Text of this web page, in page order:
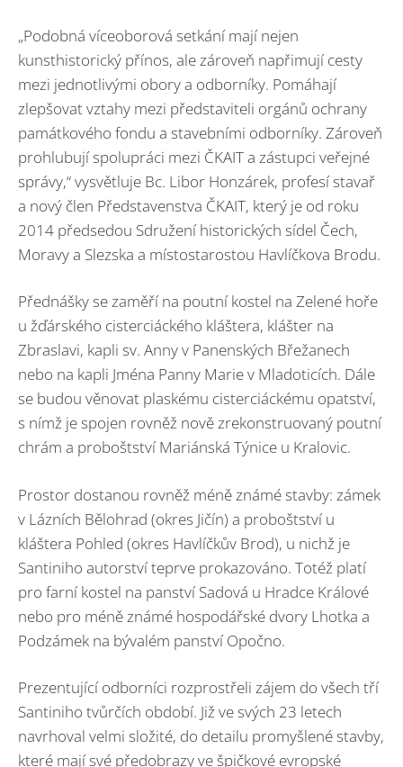
„Podobná víceoborová setkání mají nejen
kunsthistorický přínos, ale zároveň napřimují cesty
mezi jednotlivými obory a odborníky. Pomáhají
zlepšovat vztahy mezi představiteli orgánů ochrany
památkového fondu a stavebními odborníky. Zároveň
prohlubují spolupráci mezi ČKAIT a zástupci veřejné
správy,“ vysvětluje Bc. Libor Honzárek, profesí stavař
a nový člen Představenstva ČKAIT, který je od roku
2014 předsedou Sdružení historických sídel Čech,
Moravy a Slezska a místostarostou Havlíčkova Brodu.
Přednášky se zaměří na poutní kostel na Zelené hoře
u žďárského cisterciáckého kláštera, klášter na
Zbraslavi, kapli sv. Anny v Panenských Břežanech
nebo na kapli Jména Panny Marie v Mladoticích. Dále
se budou věnovat plaskému cisterciáckému opatství,
s nímž je spojen rovněž nově zrekonstruovaný poutní
chrám a proboštství Mariánská Týnice u Kralovic.
Prostor dostanou rovněž méně známé stavby: zámek
v Lázních Bělohrad (okres Jičín) a proboštství u
kláštera Pohled (okres Havlíčkův Brod), u nichž je
Santiniho autorství teprve prokazováno. Totéž platí
pro farní kostel na panství Sadová u Hradce Králové
nebo pro méně známé hospodářské dvory Lhotka a
Podzámek na bývalém panství Opočno.
Prezentující odborníci rozprostřeli zájem do všech tří
Santiniho tvůrčích období. Již ve svých 23 letech
navrhoval velmi složité, do detailu promyšlené stavby,
které mají své předobrazy ve špičkové evropské